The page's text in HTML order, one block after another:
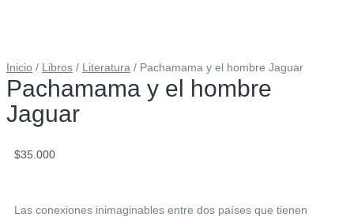
Inicio / Libros / Literatura / Pachamama y el hombre Jaguar
Pachamama y el hombre
Jaguar
$35.000
Las conexiones inimaginables entre dos países que tienen